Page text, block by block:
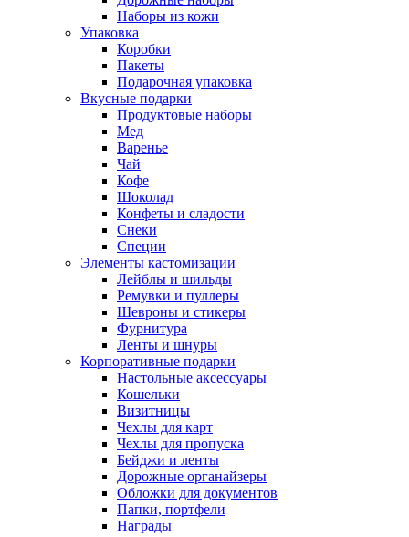
Наборы из кожи
Упаковка
Коробки
Пакеты
Подарочная упаковка
Вкусные подарки
Продуктовые наборы
Мед
Варенье
Чай
Кофе
Шоколад
Конфеты и сладости
Снеки
Специи
Элементы кастомизации
Лейблы и шильды
Ремувки и пуллеры
Шевроны и стикеры
Фурнитура
Ленты и шнуры
Корпоративные подарки
Настольные аксессуары
Кошельки
Визитницы
Чехлы для карт
Чехлы для пропуска
Бейджи и ленты
Дорожные органайзеры
Обложки для документов
Папки, портфели
Награды